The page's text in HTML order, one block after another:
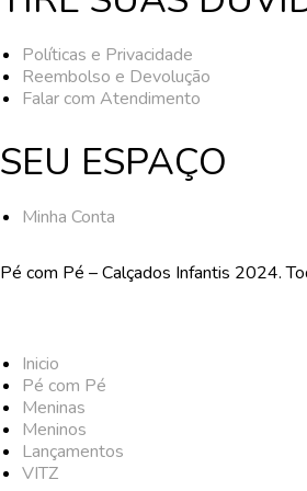
Políticas e Privacidade
Reembolso e Devolução
Falar com Atendimento
SEU ESPAÇO
Minha Conta
Pé com Pé – Calçados Infantis 2024.
Inicio
Pé com Pé
Meninas
Meninos
Lançamentos
VITZ